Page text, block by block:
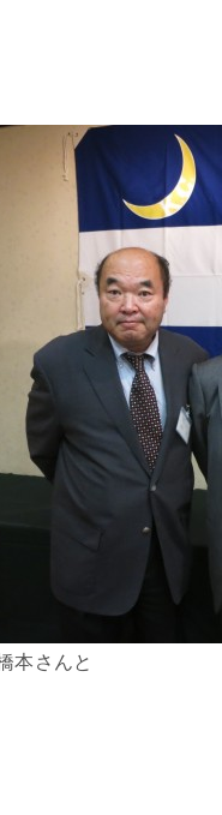
本さんと